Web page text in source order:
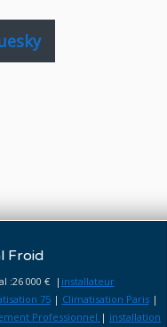
Froid
:26 000 € | installateur
75| Climatisation Paris|
Professionnel | installation